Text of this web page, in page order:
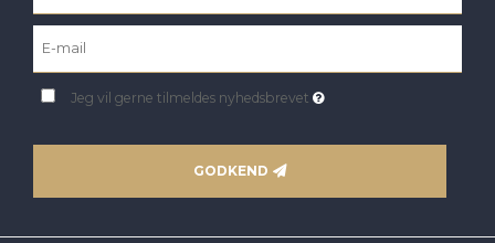
Jeg vil gerne tilmeldes nyhedsbrevet
GODKEND